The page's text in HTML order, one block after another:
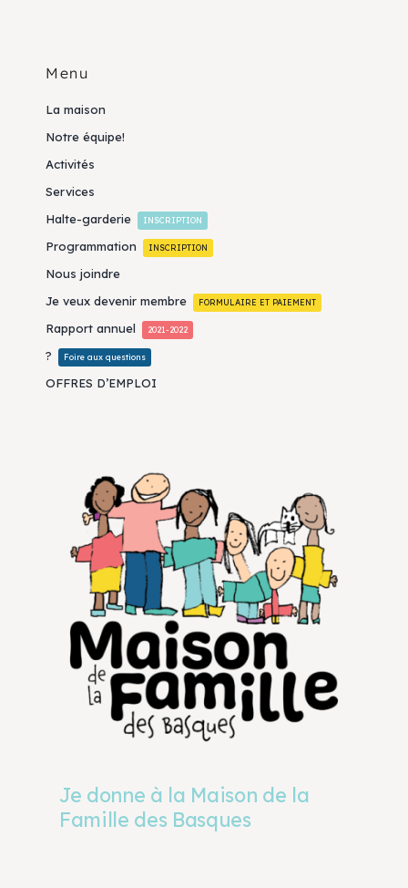
Menu
La maison
Notre équipe!
Activités
Services
Halte-garderie
INSCRIPTION
Programmation INSCRIPTION
Nous joindre
Je veux devenir membre
FORMULAIRE ET PAIEMENT
Rapport annuel 2021-2022
? Foire aux questions
OFFRES D’EMPLOI
Je donne à la Maison de la
Famille des Basques